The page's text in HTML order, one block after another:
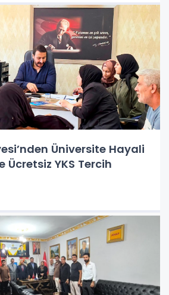
Üniversite Hayali
Ücretsiz YKS Tercih